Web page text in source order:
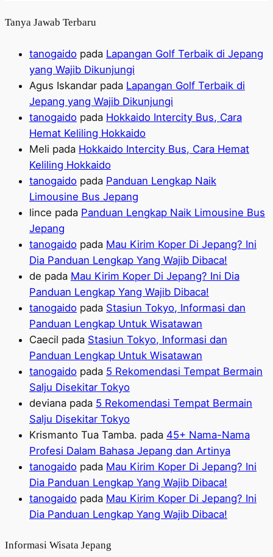
Tanya Jawab Terbaru
tanogaido pada Lapangan Golf Terbaik di Jepang
yang Wajib Dikunjungi
Agus Iskandar pada Lapangan Golf Terbaik di
Jepang yang Wajib Dikunjungi
tanogaido pada Hokkaido Intercity Bus, Cara
Hemat Keliling Hokkaido
Meli pada Hokkaido Intercity Bus, Cara Hemat
Keliling Hokkaido
tanogaido pada Panduan Lengkap Naik
Limousine Bus Jepang
lince pada Panduan Lengkap Naik Limousine Bus
Jepang
tanogaido pada Mau Kirim Koper Di Jepang? Ini
Dia Panduan Lengkap Yang Wajib Dibaca!
de pada Mau Kirim Koper Di Jepang? Ini Dia
Panduan Lengkap Yang Wajib Dibaca!
tanogaido pada Stasiun Tokyo, Informasi dan
Panduan Lengkap Untuk Wisatawan
Caecil pada Stasiun Tokyo, Informasi dan
Panduan Lengkap Untuk Wisatawan
tanogaido pada 5 Rekomendasi Tempat Bermain
Salju Disekitar Tokyo
deviana pada 5 Rekomendasi Tempat Bermain
Salju Disekitar Tokyo
Krismanto Tua Tamba. pada 45+ Nama-Nama
Profesi Dalam Bahasa Jepang dan Artinya
tanogaido pada Mau Kirim Koper Di Jepang? Ini
Dia Panduan Lengkap Yang Wajib Dibaca!
tanogaido pada Mau Kirim Koper Di Jepang? Ini
Dia Panduan Lengkap Yang Wajib Dibaca!
Informasi Wisata Jepang